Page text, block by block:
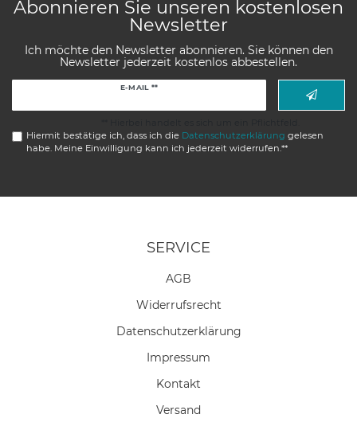
Abonnieren Sie unseren kostenlosen
Newsletter
Ich möchte den Newsletter abonnieren. Sie können den
Newsletter jederzeit kostenlos abbestellen.
E-MAIL **
Hiermit bestätige ich, dass ich die Daten­schutz­erklärung gelesen
habe. Meine Einwilligung kann ich jederzeit widerrufen.**
SERVICE
AGB
Widerrufs­recht
Daten­schutz­erklärung
Impressum
Kontakt
Versand